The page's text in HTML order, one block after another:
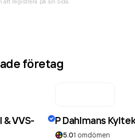
företag
& VVS-
P Dahlmans
5.01 omdömen